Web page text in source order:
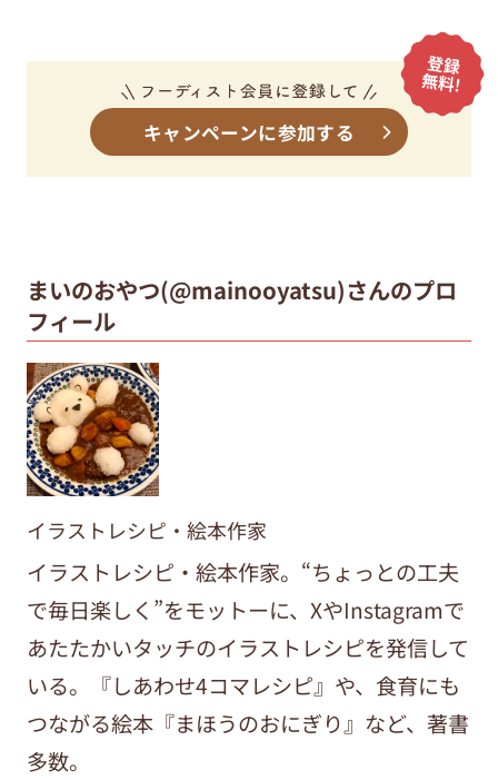
キャンペーンに参加する
まいのおやつ(@mainooyatsu)さんのプロ
フィール
イラストレシピ・絵本作家
イラストレシピ・絵本作家。“ちょっとの工夫
で毎日楽しく”をモットーに、XやInstagramで
あたたかいタッチのイラストレシピを発信して
いる。『しあわせ4コマレシピ』や、食育にも
つながる絵本『まほうのおにぎり』など、著書
多数。